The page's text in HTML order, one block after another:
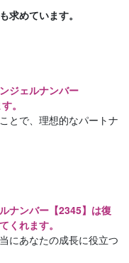
求めています。
ジェルナンバー
。
とで、理想的なパートナ
ナンバー【2345】は復
くれます。
にあなたの成長に役立つ